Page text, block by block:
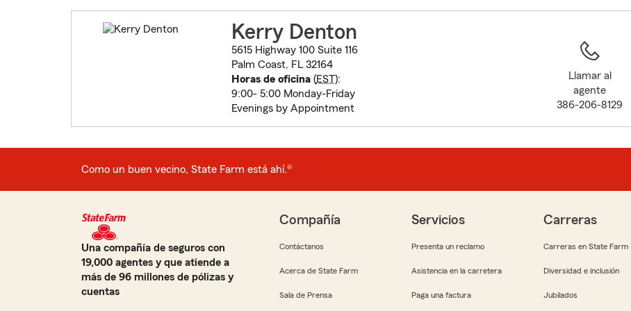
Kerry Denton
5615 Highway 100 Suite 116
Palm Coast, FL 32164
Horas de oficina(EST):
9:00- 5:00 Monday-Friday
Evenings by Appointment
Llamar al
agente
386-206-8129
Como un buen vecino, State Farm está ahí.®
Una compañía de seguros con
19,000 agentes y que atiende a
más de 96 millones de pólizas y
cuentas
Compañía
Contáctanos
Acerca de State Farm
Sala de Prensa
Servicios
Presenta un reclamo
Asistencia en la carretera
Paga una factura
Carreras
Carreras en State Farm
Diversidad e inclusión
Jubilados